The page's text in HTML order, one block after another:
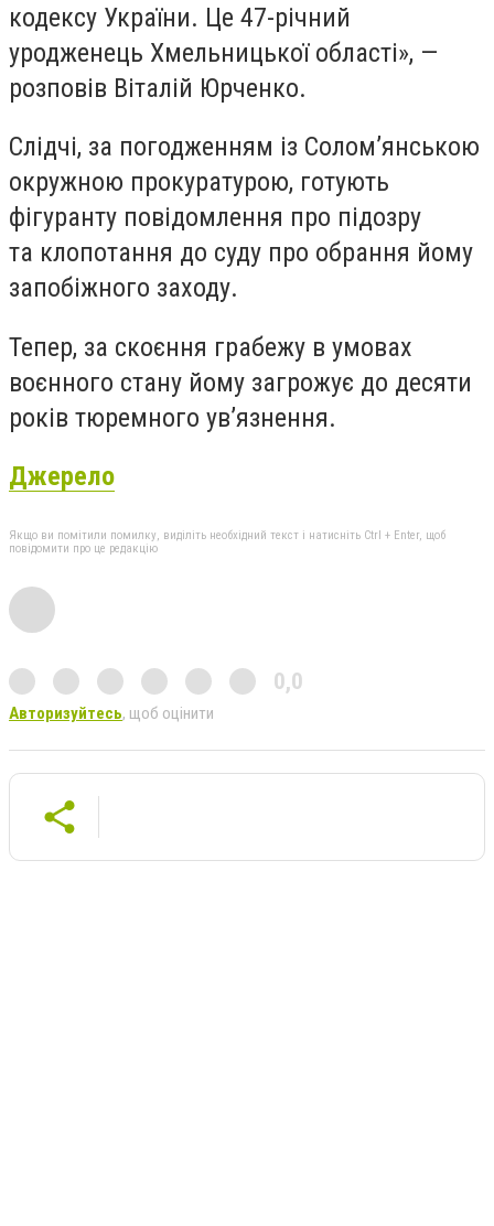
кодексу України. Це 47-річний
уродженець Хмельницької області», —
розповів Віталій Юрченко.
Слідчі, за погодженням із Солом’янською
окружною прокуратурою, готують
фігуранту повідомлення про підозру
та клопотання до суду про обрання йому
запобіжного заходу.
Тепер, за скоєння грабежу в умовах
воєнного стану йому загрожує до десяти
років тюремного ув’язнення.
Джерело
Якщо ви помітили помилку, виділіть необхідний текст і натисніть Ctrl + Enter, щоб
повідомити про це редакцію
0,0
Авторизуйтесь, щоб оцінити